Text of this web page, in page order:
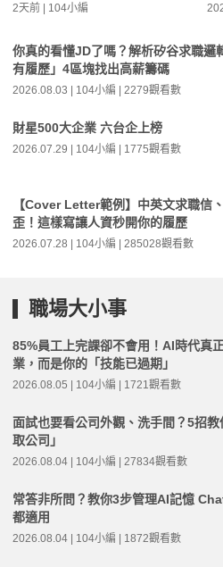
2天前 | 104小編
你真的看懂JD了嗎？解析矽谷求職邏
有履歷」4區塊找出高薪籌碼
2026.08.03 | 104小編 | 2279觀看數
財星500大企業 六台企上榜
2026.07.29 | 104小編 | 1775觀看數
【Cover Letter範例】中英文求職信
歪！這樣寫讓人資秒開你的履歷
2026.07.28 | 104小編 | 285028觀看數
職場大小事
85%員工上完課卻不會用！AI時代真
業，而是你的「技能已過期」
2026.08.05 | 104小編 | 1721觀看數
面試也要看公司外觀、洗手間？5招
取公司」
2026.08.04 | 104小編 | 27834觀看數
常答非所問？教你3步管理AI記憶
都適用
2026.08.04 | 104小編 | 1872觀看數